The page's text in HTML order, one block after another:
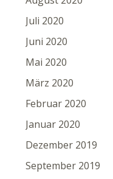
Juli 2020
Juni 2020
Mai 2020
März 2020
Februar 2020
Januar 2020
Dezember 2019
September 2019